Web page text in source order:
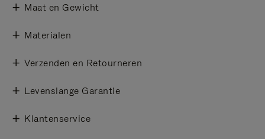
Maat en Gewicht
Materialen
Verzenden en Retourneren
Levenslange Garantie
Klantenservice